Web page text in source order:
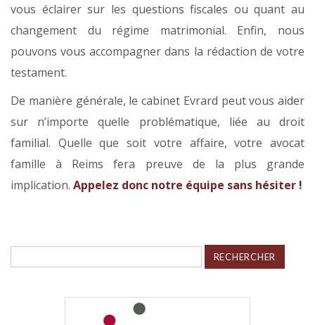
vous éclairer sur les questions fiscales ou quant au
changement du régime matrimonial. Enfin, nous
pouvons vous accompagner dans la rédaction de votre
testament.
De manière générale, le cabinet Evrard peut vous aider
sur n’importe quelle problématique, liée au droit
familial. Quelle que soit votre affaire, votre avocat
famille à Reims fera preuve de la plus grande
implication. Appelez donc notre équipe sans hésiter !
Rechercher :